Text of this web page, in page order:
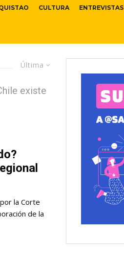
CULTURA ENTREVISTAS
Última
existe
la Corte
de la